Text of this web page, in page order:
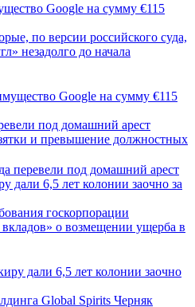
Google на сумму €115
по версии российского суда,
незадолго до начала
под домашний арест
и превышение должностных
дали 6,5 лет колонии заочно за
госкорпорации
о возмещении ущерба в
Global Spirits Черняк